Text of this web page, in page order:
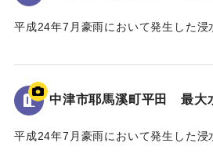
山国川水害復興記念碑
び観測史上二番目となる記録的豪雨に
有の被害を受けた。
山国川中流域では、この二度の豪雨
平成24年7月豪雨において発生した浸
地面から70cmの位置に水位が示され
｜固有コード: 09922072
中津市耶馬溪町平田 最大
平成24年7月豪雨において発生した浸